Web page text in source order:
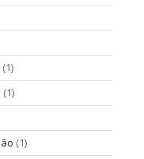
(1)
(1)
(1)